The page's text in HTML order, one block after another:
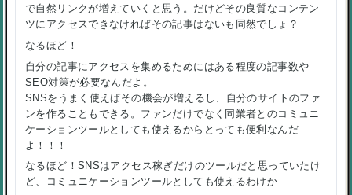
で自然リンクが増えていくと思う。だけどその良質なコンテン
ツにアクセスできなければその記事はないも同然でしょ？
なるほど！
自分の記事にアクセスを集めるためにはある程度の記事数や
SEO対策が必要なんだよ。
SNSをうまく使えばその機会が増えるし、自分のサイトのファ
ンを作ることもできる。ファンだけでなく同業者とのコミュニ
ケーションツールとしても使えるからとっても便利なんだ
よ！！！
なるほど！SNSはアクセス稼ぎだけのツールだと思っていたけ
ど、コミュニケーションツールとしても使えるわけか